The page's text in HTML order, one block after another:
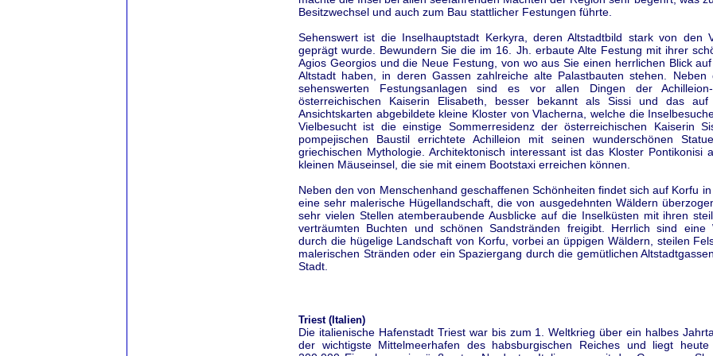
Besitzwechsel und auch zum Bau stattlicher Festungen führte.
Sehenswert ist die Inselhauptstadt Kerkyra, deren Altstadtbild stark von den
geprägt wurde. Bewundern Sie die im 16. Jh. erbaute Alte Festung mit ihrer
Agios Georgios und die Neue Festung, von wo aus Sie einen herrlichen Blick
Altstadt haben, in deren Gassen zahlreiche alte Palastbauten stehen. Neben
sehenswerten Festungsanlagen sind es vor allen Dingen der
österreichischen Kaiserin Elisabeth, besser bekannt als Sissi und das auf
Ansichtskarten abgebildete kleine Kloster von Vlacherna, welche die
Vielbesucht ist die einstige Sommerresidenz der österreichischen Kaiserin
pompejischen Baustil errichtete Achilleion mit seinen wunderschönen
griechischen Mythologie. Architektonisch interessant ist das Kloster Pontikonisi
kleinen Mäuseinsel, die sie mit einem Bootstaxi erreichen können.
Neben den von Menschenhand geschaffenen Schönheiten findet sich auf Korfu
eine sehr malerische Hügellandschaft, die von ausgedehnten Wäldern
sehr vielen Stellen atemberaubende Ausblicke auf die Inselküsten mit ihren
verträumten Buchten und schönen Sandstränden freigibt. Herrlich sind eine
durch die hügelige Landschaft von Korfu, vorbei an üppigen Wäldern, steilen
malerischen Stränden oder ein Spaziergang durch die gemütlichen
Stadt.
Triest (Italien)
Die italienische Hafenstadt Triest war bis zum 1. Weltkrieg über ein halbes
der wichtigste Mittelmeerhafen des habsburgischen Reiches und liegt